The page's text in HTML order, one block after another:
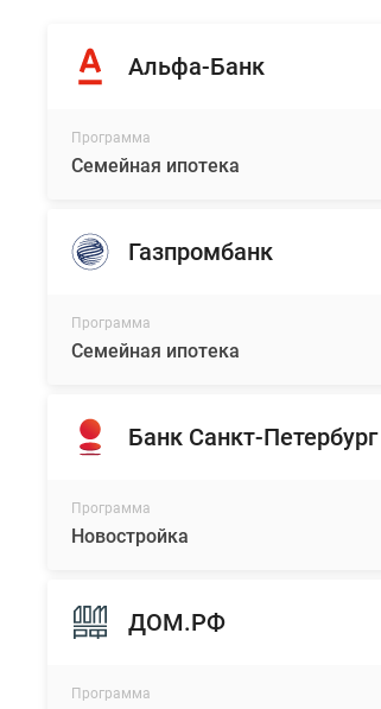
Альфа-Банк
Программа
Семейная ипотека
Газпромбанк
Программа
Семейная ипотека
Банк Санкт-Петербург
Программа
Новостройка
ДОМ.РФ
Программа